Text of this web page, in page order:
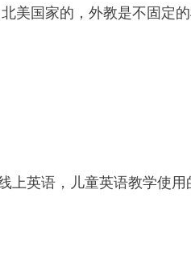
国家的，外教是不固定
英语，儿童英语教学使用